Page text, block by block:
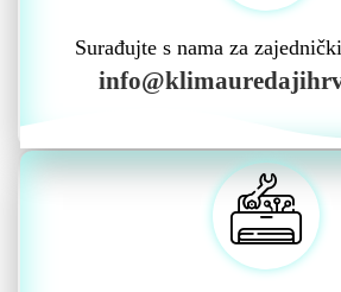
Surađujte s nama za